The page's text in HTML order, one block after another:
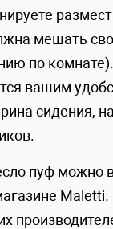
мешать
по
вашим
сидения,
пуф можно